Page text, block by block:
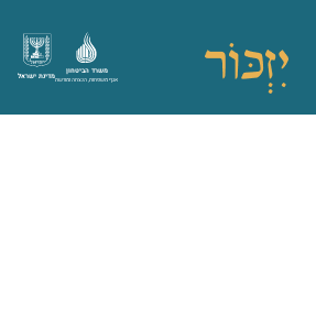
מדינת ישראל
משרד הביטחון
אגף משפחות, הנצחה ומורשת